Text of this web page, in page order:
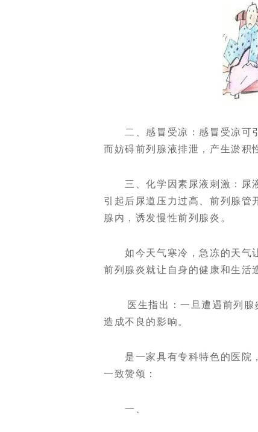
二、感冒受凉：感冒受凉可引
而妨碍前列腺液排泄，产生淤积
三、化学因素尿液刺激：尿液
引起后尿道压力过高、前列腺管
腺内，诱发慢性前列腺炎。
如今天气寒冷，急冻的天气让
前列腺炎就让自身的健康和生活
医生指出：一旦遭遇前列腺炎
造成不良的影响。
是一家具有专科特色的医院，
一致赞颂：
一、